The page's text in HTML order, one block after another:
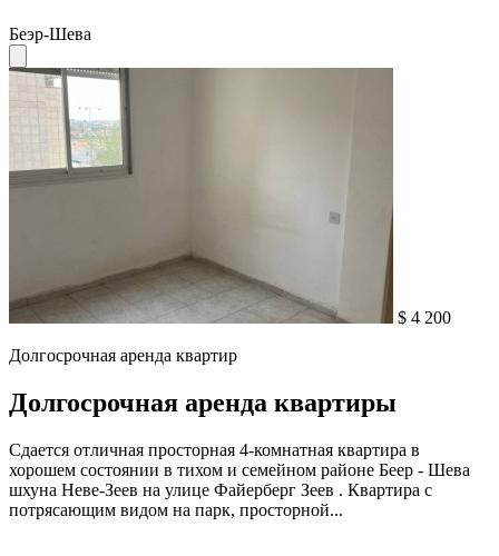
Беэр-Шева
$ 4 200
Долгосрочная аренда квартир
Долгосрочная аренда квартиры
Сдается отличная просторная 4-комнатная квартира в
хорошем состоянии в тихом и семейном районе Беер - Шева
шхуна Неве-Зеев на улице Файерберг Зеев . Квартира с
потрясающим видом на парк, просторной...